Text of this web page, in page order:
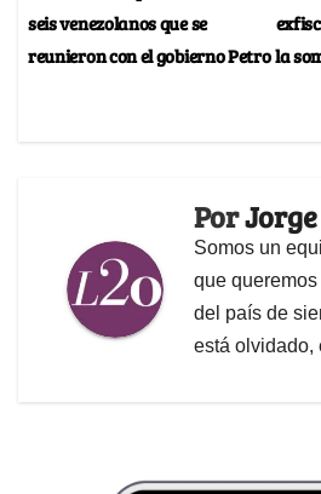
la
seis venezolanos que se
reunieron con el gobierno Petro
Por
Somos un
que
del país de
está olvidado,